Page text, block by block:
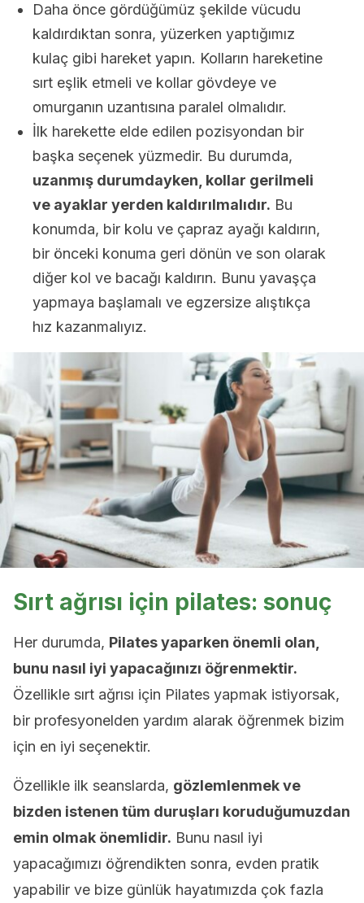
Daha önce gördüğümüz şekilde vücudu
kaldırdıktan sonra, yüzerken yaptığımız
kulaç gibi hareket yapın. Kolların hareketine
sırt eşlik etmeli ve kollar gövdeye ve
omurganın uzantısına paralel olmalıdır.
İlk harekette elde edilen pozisyondan bir
başka seçenek yüzmedir. Bu durumda,
uzanmış durumdayken, kollar gerilmeli
ve ayaklar yerden kaldırılmalıdır. Bu
konumda, bir kolu ve çapraz ayağı kaldırın,
bir önceki konuma geri dönün ve son olarak
diğer kol ve bacağı kaldırın. Bunu yavaşça
yapmaya başlamalı ve egzersize alıştıkça
hız kazanmalıyız.
Sırt ağrısı için pilates: sonuç
Her durumda, Pilates yaparken önemli olan,
bunu nasıl iyi yapacağınızı öğrenmektir.
Özellikle sırt ağrısı için Pilates yapmak istiyorsak,
bir profesyonelden yardım alarak öğrenmek bizim
için en iyi seçenektir.
Özellikle ilk seanslarda, gözlemlenmek ve
bizden istenen tüm duruşları koruduğumuzdan
emin olmak önemlidir. Bunu nasıl iyi
yapacağımızı öğrendikten sonra, evden pratik
yapabilir ve bize günlük hayatımızda çok fazla